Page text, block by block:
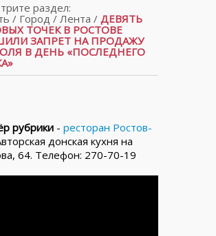
раздел:
/ Город / Лента / ДЕВЯТЬ
ТОЧЕК В РОСТОВЕ
ЗАПРЕТ НА ПРОДАЖУ
В ДЕНЬ «ПОСЛЕДНЕГО
рубрики - ресторан Ростов-
донская кухня на
64. Телефон: 270-70-19